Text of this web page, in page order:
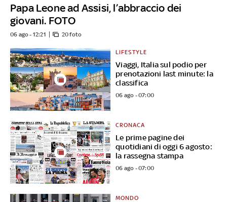
Papa Leone ad Assisi, l’abbraccio dei
giovani. FOTO
06 ago - 12:21 20 foto
Viaggi, Italia sul podio per
prenotazioni last minute: la
classifica
LIFESTYLE
06 ago - 07:00
Le prime pagine dei
quotidiani di oggi 6 agosto:
la rassegna stampa
CRONACA
06 ago - 07:00
MONDO